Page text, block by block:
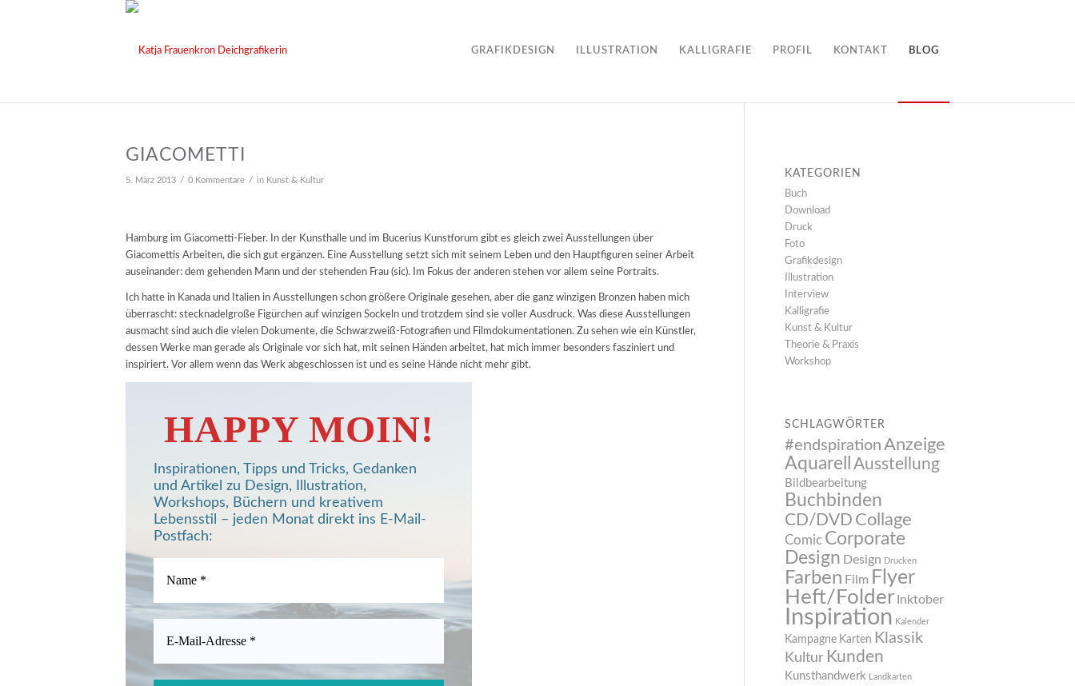
GRAFIKDESIGN ILLUSTRATION KALLIGRAFIE PROFIL KONTAKT BLOG
GIACOMETTI
5. März 2013 / 0 Kommentare / in Kunst & Kultur
Hamburg im Giacometti-Fieber. In der Kunsthalle und im Bucerius Kunstforum gibt es gleich zwei Ausstellungen über
Giacomettis Arbeiten, die sich gut ergänzen. Eine Ausstellung setzt sich mit seinem Leben und den Hauptfiguren seiner Arbeit
auseinander: dem gehenden Mann und der stehenden Frau (sic). Im Fokus der anderen stehen vor allem seine Portraits.
Ich hatte in Kanada und Italien in Ausstellungen schon größere Originale gesehen, aber die ganz winzigen Bronzen haben mich
überrascht: stecknadelgroße Figürchen auf winzigen Sockeln und trotzdem sind sie voller Ausdruck. Was diese Ausstellungen
ausmacht sind auch die vielen Dokumente, die Schwarzweiß-Fotografien und Filmdokumentationen. Zu sehen wie ein Künstler,
dessen Werke man gerade als Originale vor sich hat, mit seinen Händen arbeitet, hat mich immer besonders fasziniert und
inspiriert. Vor allem wenn das Werk abgeschlossen ist und es seine Hände nicht mehr gibt.
HAPPY MOIN!
Inspirationen, Tipps und Tricks, Gedanken
und Artikel zu Design, Illustration,
Workshops, Büchern und kreativem
Lebensstil – jeden Monat direkt ins E-Mail-
Postfach:
KATEGORIEN
Buch
Download
Druck
Foto
Grafikdesign
Illustration
Interview
Kalligrafie
Kunst & Kultur
Theorie & Praxis
Workshop
SCHLAGWÖRTER
#endspiration Anzeige
Aquarell
Ausstellung
Bildbearbeitung
Buchbinden
CD/DVD Collage
Comic Corporate
Design Design Drucken
Farben Film Flyer
Heft/Folder Inktober
Inspiration Kalender
Kampagne Karten Klassik
Kultur Kunden
Kunsthandwerk Landkarten